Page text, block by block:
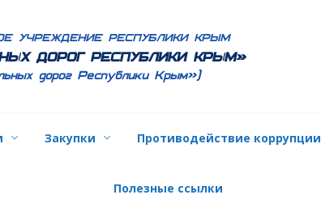
УЧРЕЖДЕНИЕ РЕСПУБЛИКИ КРЫМ
ДОРОГ РЕСПУБЛИКИ КРЫМ»
дорог Республики Крым»)
Закупки Противодействие коррупции
Полезные ссылки